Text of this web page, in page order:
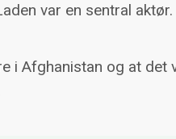
var en sentral aktør.
i Afghanistan og at det